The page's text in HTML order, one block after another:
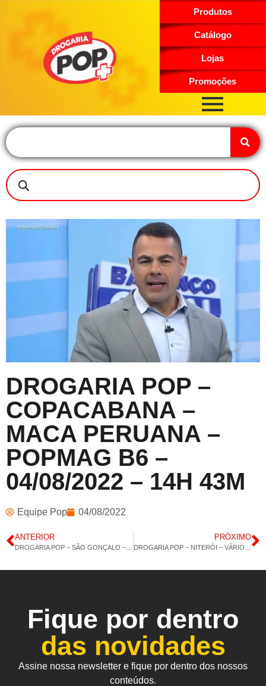
Produtos
Catálogo
Lojas
Promoções
DROGARIA POP –
COPACABANA –
MACA PERUANA –
POPMAG B6 –
04/08/2022 – 14H 43M
Equipe Pop 04/08/2022
ANTERIOR PRÓXIMO
Fique por dentro
das novidades
Assine nossa newsletter e fique por dentro dos nossos
conteúdos.